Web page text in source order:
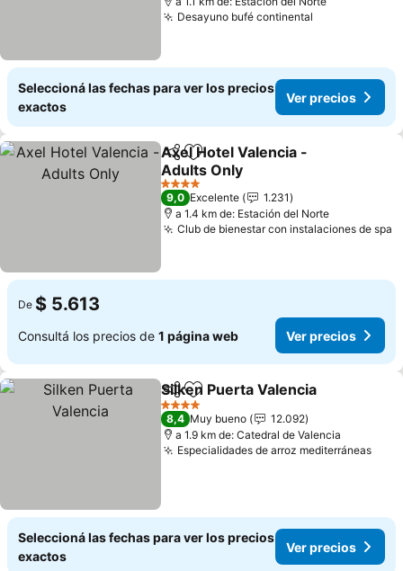
Desayuno bufé continental
Seleccioná las fechas para ver los precios
exactos
Ver precios
CompartirAñadir a favoritos
Axel Hotel Valencia -
Adults Only
4 Estrellas
9,0 Excelente
1.231
a 1.4 km de: Estación del Norte
Club de bienestar con instalaciones de spa
De $ 5.613
Consultá los precios de 1 página web Ver precios
CompartirAñadir a favoritos
Silken Puerta Valencia
4 Estrellas
8,4 Muy bueno
12.092
a 1.9 km de: Catedral de Valencia
Especialidades de arroz mediterráneas
Seleccioná las fechas para ver los precios
exactos
Ver precios